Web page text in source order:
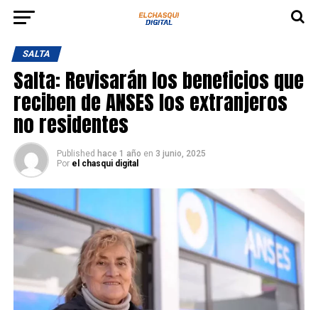
SALTA
Salta: Revisarán los beneficios que
reciben de ANSES los extranjeros
no residentes
Published hace 1 año en 3 junio, 2025
Por el chasqui digital